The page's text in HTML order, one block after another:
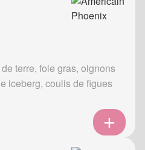
terre, foie gras, oignons
iceberg, coulis de figues